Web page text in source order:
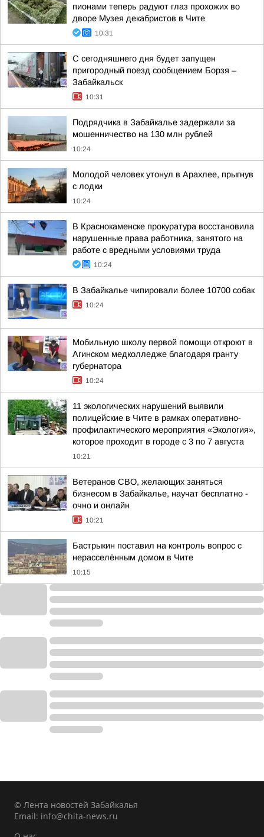
пионами теперь радуют глаз прохожих во
дворе Музея декабристов в Чите
10:31
С сегодняшнего дня будет запущен
пригородный поезд сообщением Борзя –
Забайкальск
10:31
Подрядчика в Забайкалье задержали за
мошенничество на 130 млн рублей
10:24
Молодой человек утонул в Арахлее, прыгнув
с лодки
10:24
В Краснокаменске прокуратура восстановила
нарушенные права работника, занятого на
работе с вредными условиями труда
10:24
В Забайкалье чипировали более 10700 собак
10:24
Мобильную школу первой помощи откроют в
Агинском медколледже благодаря гранту
губернатора
10:24
11 экологических нарушений выявили
полицейские в Чите в рамках оперативно-
профилактического мероприятия «Экология»,
которое проходит в городе с 3 по 7 августа
10:21
Ветеранов СВО, желающих заняться
бизнесом в Забайкалье, научат бесплатно -
очно и онлайн
10:21
Бастрыкин поставил на контроль вопрос с
нерасселённым домом в Чите
10:15
© Лента новостей Забайкалья
Email: info@chita-news.ru